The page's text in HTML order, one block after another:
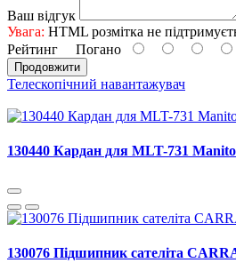
Ваш відгук
Увага: HTML розмітка не
Рейтинг Погано
Продовжити
Телескопічний навантажувач
130440 Кардан для MLT-731
130076 Підшипник сателіта